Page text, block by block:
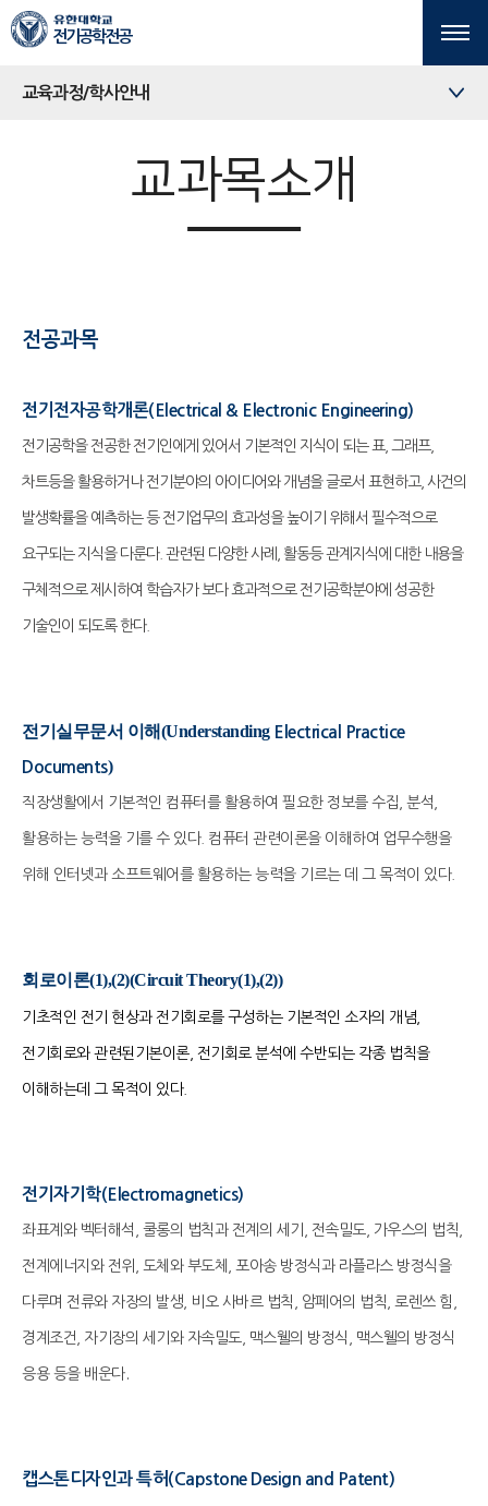
본문 바로가기 주메뉴 바로가기
전기공학전공
교육과정/학사안내
교과목소개
전공과목
전기전자공학개론(Electrical & Electronic Engineering)
전기공학을 전공한 전기인에게 있어서 기본적인 지식이 되는 표, 그래프,
차트등을 활용하거나 전기분야의 아이디어와 개념을 글로서 표현하고, 사건의
발생확률을 예측하는 등 전기업무의 효과성을 높이기 위해서 필수적으로
요구되는 지식을 다룬다. 관련된 다양한 사례, 활동등 관계지식에 대한 내용을
구체적으로 제시하여 학습자가 보다 효과적으로 전기공학분야에 성공한
기술인이 되도록 한다.
전기실무문서 이해(UnderstandingElectrical Practice
Documents)
직장생활에서 기본적인 컴퓨터를 활용하여 필요한 정보를 수집, 분석,
활용하는 능력을 기를 수 있다. 컴퓨터 관련이론을 이해하여 업무수행을
위해 인터넷과 소프트웨어를 활용하는 능력을 기르는 데 그 목적이 있다.
회로이론(1),(2)(Circ​uit Theory(1),(2))
기초적인 전기 현상과 전기회로를 구성하는 기본적인 소자의 개념,
전기회로와 관련된기본이론, 전기회로 분석에 수반되는 각종 법칙을
이해하는데 그 목적이 있다.
전기자기학(Electromagnetics)
좌표계와 벡터해석, 쿨롱의 법칙과 전계의 세기, 전속밀도, 가우스의 법칙,
전계에너지와 전위, 도체와 부도체, 포아송 방정식과 라플라스 방정식을
다루며 전류와 자장의 발생, 비오 사바르 법칙, 암페어의 법칙, 로렌쓰 힘,
경계조건, 자기장의 세기와 자속밀도, 맥스웰의 방정식, 맥스웰의 방정식
응용 등을 배운다.
캡스톤디자인과 특허(Capstone Design and Patent)